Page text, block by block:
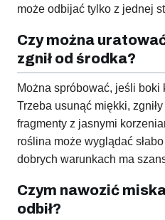
może odbijać tylko z jednej
Czy można
zgnił od środka?
Można spróbować, jeśli boki
Trzeba usunąć miękki,
fragmenty z jasnymi
roślina może wyglądać
dobrych warunkach ma
Czym nawozić
odbił?